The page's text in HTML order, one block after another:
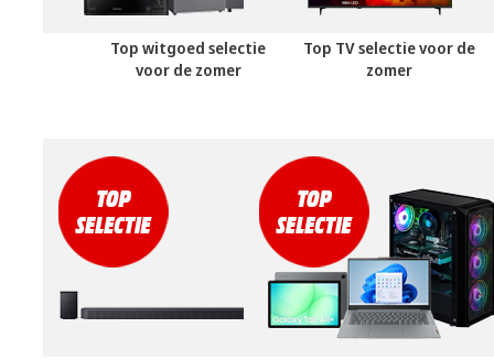
Top witgoed selectie
voor de zomer
Top TV selectie voor de
zomer